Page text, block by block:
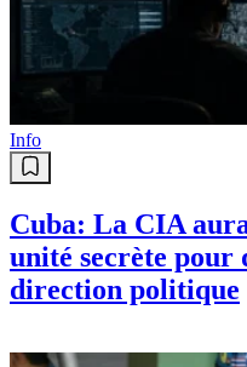
Info
Cuba: La CIA
unité secrète pour
direction politique